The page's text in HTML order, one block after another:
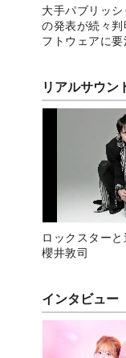
大手パブリッ
の発表が続々
フトウェアに
リアルサウン
ロックスターと
櫻井敦司
インタビュー